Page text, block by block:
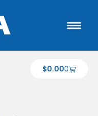
$0.000